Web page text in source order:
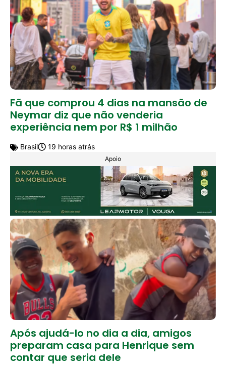
Fã que comprou 4 dias na mansão de
Neymar diz que não venderia
experiência nem por R$ 1 milhão
Brasil 19 horas atrás
Apoio
Após ajudá-lo no dia a dia, amigos
preparam casa para Henrique sem
contar que seria dele